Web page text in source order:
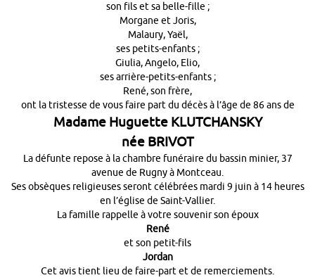
son fils et sa belle-fille ;
Morgane et Joris,
Malaury, Yaël,
ses petits-enfants ;
Giulia, Angelo, Elio,
ses arrière-petits-enfants ;
René, son frère,
ont la tristesse de vous faire part du décès à l’âge de 86 ans de
Madame Huguette KLUTCHANSKY
née BRIVOT
La défunte repose à la chambre funéraire du bassin minier, 37
avenue de Rugny à Montceau.
Ses obsèques religieuses seront célébrées mardi 9 juin à 14 heures
en l’église de Saint-Vallier.
La famille rappelle à votre souvenir son époux
René
et son petit-fils
Jordan
Cet avis tient lieu de faire-part et de remerciements.